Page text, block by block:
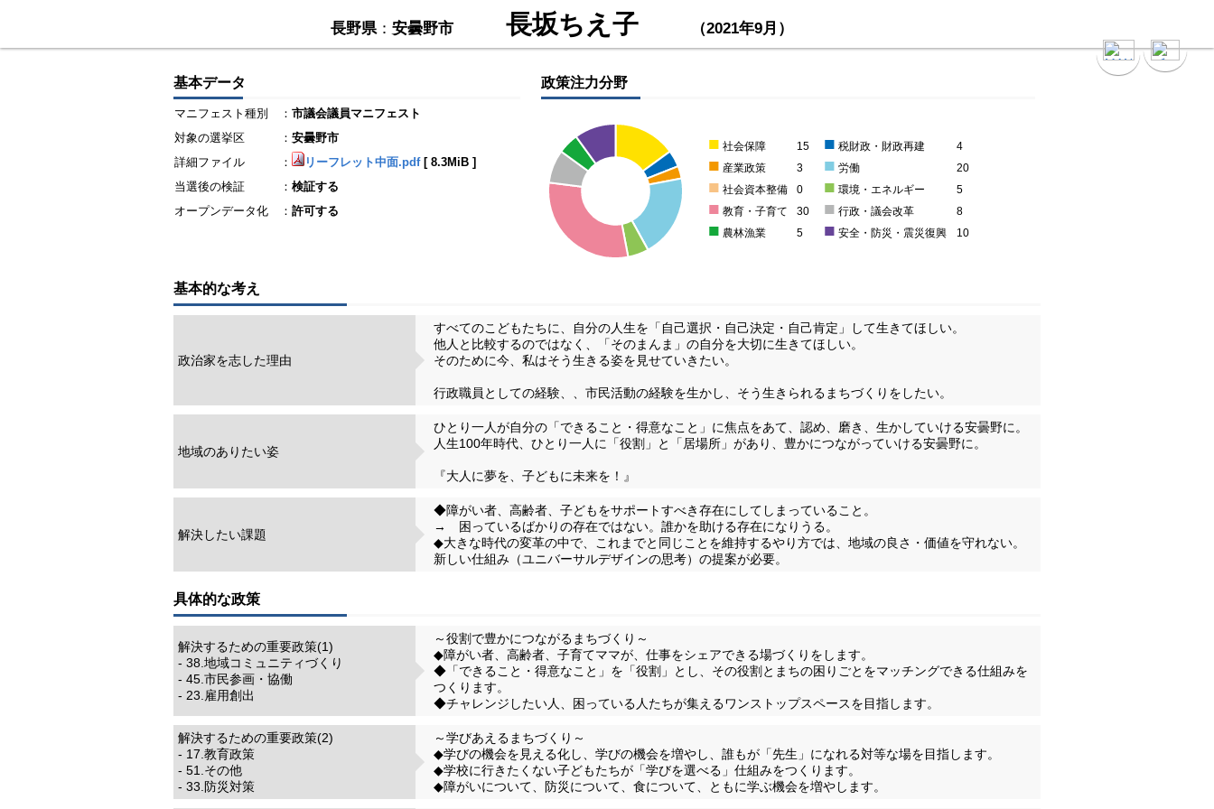
長野県：安曇野市 長坂ちえ子 （2021年9月）
基本データ
マニフェスト種別 ： 市議会議員マニフェスト
対象の選挙区
： 安曇野市
詳細ファイル
： リーフレット中面.pdf[ 8.3MiB ]
当選後の検証
： 検証する
オープンデータ化
： 許可する
政策注力分野
■ 社会保障 15 ■ 税財政・財政再建 4
■ 産業政策 3 ■ 労働 20
■ 社会資本整備 0 ■ 環境・エネルギー 5
■ 教育・子育て 30 ■ 行政・議会改革 8
■ 農林漁業 5 ■ 安全・防災・震災復興 10
基本的な考え
政治家を志した理由
すべてのこどもたちに、自分の人生を「自己選択・自己決定・自己肯定」して生きてほしい。
他人と比較するのではなく、「そのまんま」の自分を大切に生きてほしい。
そのために今、私はそう生きる姿を見せていきたい。
行政職員としての経験、、市民活動の経験を生かし、そう生きられるまちづくりをしたい。
地域のありたい姿
ひとり一人が自分の「できること・得意なこと」に焦点をあて、認め、磨き、生かしていける安曇野に。
人生100年時代、ひとり一人に「役割」と「居場所」があり、豊かにつながっていける安曇野に。
『大人に夢を、子どもに未来を！』
解決したい課題
◆障がい者、高齢者、子どもをサポートすべき存在にしてしまっていること。
→ 困っているばかりの存在ではない。誰かを助ける存在になりうる。
◆大きな時代の変革の中で、これまでと同じことを維持するやり方では、地域の良さ・価値を守れない。
新しい仕組み（ユニバーサルデザインの思考）の提案が必要。
具体的な政策
解決するための重要政策(1)
- 38.地域コミュニティづくり
- 45.市民参画・協働
- 23.雇用創出
～役割で豊かにつながるまちづくり～
◆障がい者、高齢者、子育てママが、仕事をシェアできる場づくりをします。
◆「できること・得意なこと」を「役割」とし、その役割とまちの困りごとをマッチングできる仕組みを
つくります。
◆チャレンジしたい人、困っている人たちが集えるワンストップスペースを目指します。
解決するための重要政策(2)
- 17.教育政策
- 51.その他
- 33.防災対策
～学びあえるまちづくり～
◆学びの機会を見える化し、学びの機会を増やし、誰もが「先生」になれる対等な場を目指します。
◆学校に行きたくない子どもたちが「学びを選べる」仕組みをつくります。
◆障がいについて、防災について、食について、ともに学ぶ機会を増やします。